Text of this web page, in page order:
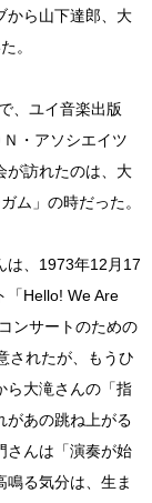
から山下達郎、大
。
、ユイ音楽出版
・アソシエイツ
が訪れたのは、大
ム」の時だった。
は、1973年12月17
「Hello! We Are
ンサートのための
されたが、もうひ
ら大滝さんの「指
があの跳ね上がる
さんは「演奏が始
鳴る気分は、生ま